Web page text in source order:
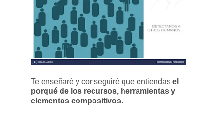
Te enseñaré y conseguiré que entiendas el
porqué de los recursos, herramientas y
elementos compositivos.